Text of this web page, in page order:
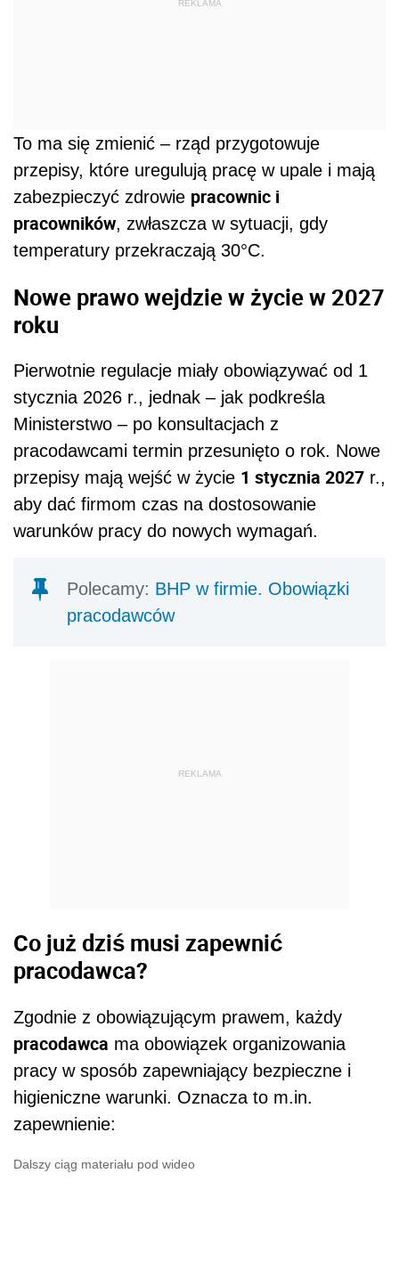
REKLAMA
To ma się zmienić – rząd przygotowuje
przepisy, które uregulują pracę w upale i mają
zabezpieczyć zdrowie pracownic i
pracowników, zwłaszcza w sytuacji, gdy
temperatury przekraczają 30°C.
Nowe prawo wejdzie w życie w 2027
roku
Pierwotnie regulacje miały obowiązywać od 1
stycznia 2026 r., jednak – jak podkreśla
Ministerstwo – po konsultacjach z
pracodawcami termin przesunięto o rok. Nowe
przepisy mają wejść w życie 1 stycznia 2027 r.,
aby dać firmom czas na dostosowanie
warunków pracy do nowych wymagań.
Polecamy: BHP w firmie. Obowiązki
pracodawców
REKLAMA
Co już dziś musi zapewnić
pracodawca?
Zgodnie z obowiązującym prawem, każdy
pracodawca ma obowiązek organizowania
pracy w sposób zapewniający bezpieczne i
higieniczne warunki. Oznacza to m.in.
zapewnienie:
Dalszy ciąg materiału pod wideo